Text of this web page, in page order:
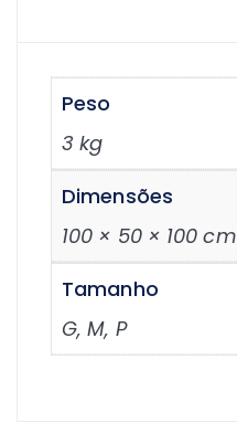
Peso
3 kg
Dimensões
100 × 50 × 100 cm
Tamanho
G, M, P